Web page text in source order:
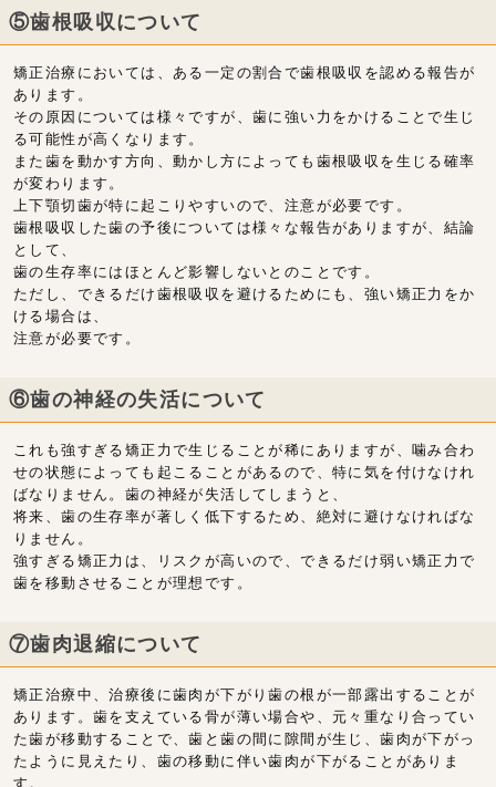
⑤歯根吸収について
矯正治療においては、ある一定の割合で歯根吸収を認める報告が
あります。
その原因については様々ですが、歯に強い力をかけることで生じ
る可能性が高くなります。
また歯を動かす方向、動かし方によっても歯根吸収を生じる確率
が変わります。
上下顎切歯が特に起こりやすいので、注意が必要です。
歯根吸収した歯の予後については様々な報告がありますが、結論
として、
歯の生存率にはほとんど影響しないとのことです。
ただし、できるだけ歯根吸収を避けるためにも、強い矯正力をか
ける場合は、
注意が必要です。
⑥歯の神経の失活について
これも強すぎる矯正力で生じることが稀にありますが、噛み合わ
せの状態によっても起こることがあるので、特に気を付けなけれ
ばなりません。歯の神経が失活してしまうと、
将来、歯の生存率が著しく低下するため、絶対に避けなければな
りません。
強すぎる矯正力は、リスクが高いので、できるだけ弱い矯正力で
歯を移動させることが理想です。
⑦歯肉退縮について
矯正治療中、治療後に歯肉が下がり歯の根が一部露出することが
あります。歯を支えている骨が薄い場合や、元々重なり合ってい
た歯が移動することで、歯と歯の間に隙間が生じ、歯肉が下がっ
たように見えたり、歯の移動に伴い歯肉が下がることがありま
す。